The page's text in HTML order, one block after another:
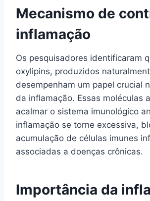
Mecanismo de
inflamação
Os pesquisadores identificaram
oxylipins, produzidos
desempenham um papel crucial
da inflamação. Essas moléculas
acalmar o sistema imunológico
inflamação se torne excessiva,
acumulação de células imunes
associadas a doenças crônicas.
Importância da